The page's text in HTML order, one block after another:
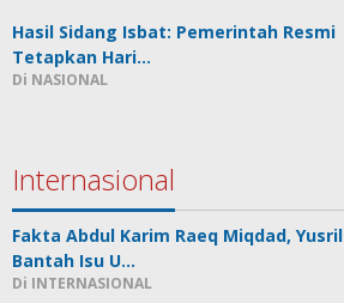
Hasil Sidang Isbat: Pemerintah Resmi
Tetapkan Hari…
Di NASIONAL
Internasional
Fakta Abdul Karim Raeq Miqdad, Yusril
Bantah Isu U…
Di INTERNASIONAL